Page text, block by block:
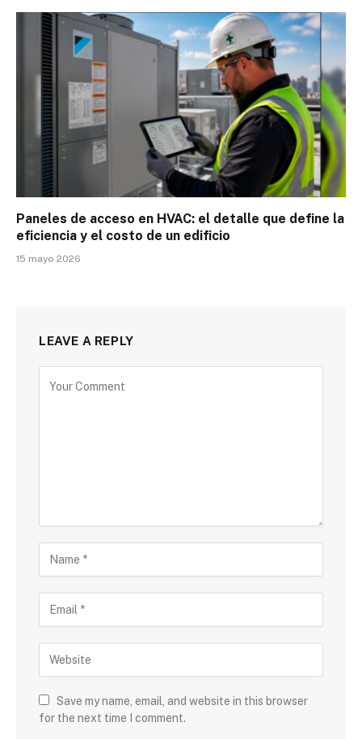
Paneles de acceso en HVAC: el detalle que define la
eficiencia y el costo de un edificio
15 mayo 2026
LEAVE A REPLY
Save my name, email, and website in this browser
for the next time I comment.